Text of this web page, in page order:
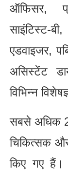
ऑफिसर,
साइंटिस्ट-
एडवाइजर,
असिस्टेंट
विभिन्न
सबसे अधिक
चिकित्सक और
किए गए